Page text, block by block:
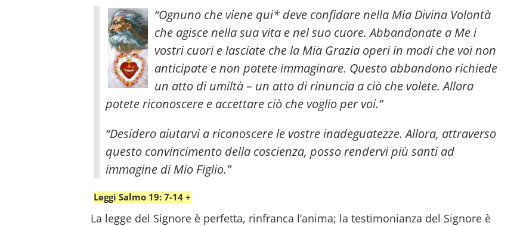
“Ognuno che viene qui* deve confidare nella Mia Divina Volontà
che agisce nella sua vita e nel suo cuore. Abbandonate a Me i
vostri cuori e lasciate che la Mia Grazia operi in modi che voi non
anticipate e non potete immaginare. Questo abbandono richiede
un atto di umiltà – un atto di rinuncia a ciò che volete. Allora
potete riconoscere e accettare ciò che voglio per voi.”
“Desidero aiutarvi a riconoscere le vostre inadeguatezze. Allora, attraverso
questo convincimento della coscienza, posso rendervi più santi ad
immagine di Mio Figlio.”
Leggi Salmo 19: 7-14 +
La legge del Signore è perfetta, rinfranca l’anima; la testimonianza del Signore è